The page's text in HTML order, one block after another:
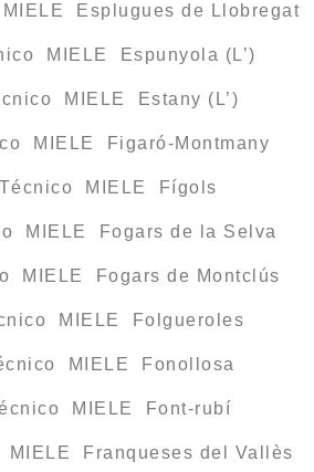
Esplugues de Llobregat
MIELE Espunyola (L’)
MIELE Estany (L’)
MIELE Figaró-Montmany
MIELE Fígols
MIELE Fogars de la Selva
MIELE Fogars de Montclús
MIELE Folgueroles
MIELE Fonollosa
MIELE Font-rubí
Franqueses del Vallès